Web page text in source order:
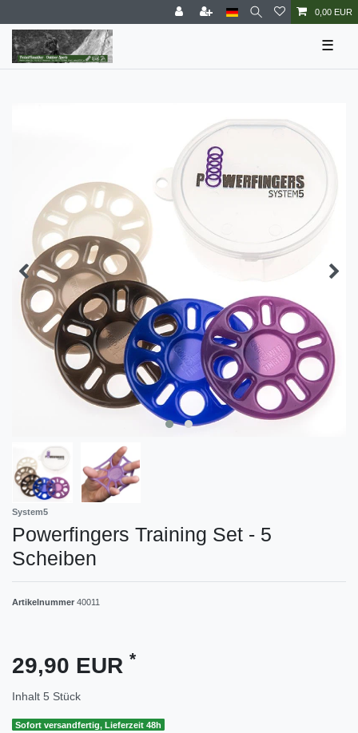
0,00 EUR
☰
System5
Powerfingers Training Set - 5
Scheiben
Artikelnummer 40011
29,90 EUR *
Inhalt 5 Stück
Sofort versandfertig, Lieferzeit 48h